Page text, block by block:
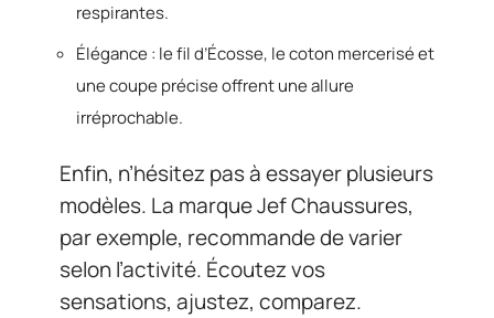
respirantes.
Élégance : le fil d’Écosse, le coton mercerisé et
une coupe précise offrent une allure
irréprochable.
Enfin, n’hésitez pas à essayer plusieurs
modèles. La marque Jef Chaussures,
par exemple, recommande de varier
selon l’activité. Écoutez vos
sensations, ajustez, comparez.